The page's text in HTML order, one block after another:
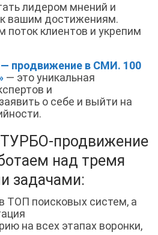
лидером мнений и
вашим достижениям.
клиентов и укрепим
продвижение в СМИ. 100
— это уникальная
и
о себе и выйти на
продвижение
над тремя
задачами:
ТОП поисковых систем, а
на всех этапах воронки,